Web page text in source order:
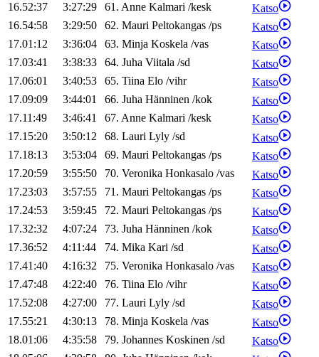
16.52:37
3:27:29 61. Anne Kalmari /kesk
Katso
16.54:58
3:29:50 62. Mauri Peltokangas /ps
Katso
17.01:12
3:36:04 63. Minja Koskela /vas
Katso
17.03:41
3:38:33 64. Juha Viitala /sd
Katso
17.06:01
3:40:53 65. Tiina Elo /vihr
Katso
17.09:09
3:44:01 66. Juha Hänninen /kok
Katso
17.11:49
3:46:41 67. Anne Kalmari /kesk
Katso
17.15:20
3:50:12 68. Lauri Lyly /sd
Katso
17.18:13
3:53:04 69. Mauri Peltokangas /ps
Katso
17.20:59
3:55:50 70. Veronika Honkasalo /vas
Katso
17.23:03
3:57:55 71. Mauri Peltokangas /ps
Katso
17.24:53
3:59:45 72. Mauri Peltokangas /ps
Katso
17.32:32
4:07:24 73. Juha Hänninen /kok
Katso
17.36:52
4:11:44 74. Mika Kari /sd
Katso
17.41:40
4:16:32 75. Veronika Honkasalo /vas
Katso
17.47:48
4:22:40 76. Tiina Elo /vihr
Katso
17.52:08
4:27:00 77. Lauri Lyly /sd
Katso
17.55:21
4:30:13 78. Minja Koskela /vas
Katso
18.01:06
4:35:58 79. Johannes Koskinen /sd
Katso